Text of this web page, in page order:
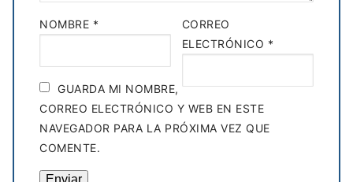
NOMBRE *
CORREO
ELECTRÓNICO *
GUARDA MI NOMBRE,
CORREO ELECTRÓNICO Y WEB EN ESTE
NAVEGADOR PARA LA PRÓXIMA VEZ QUE
COMENTE.